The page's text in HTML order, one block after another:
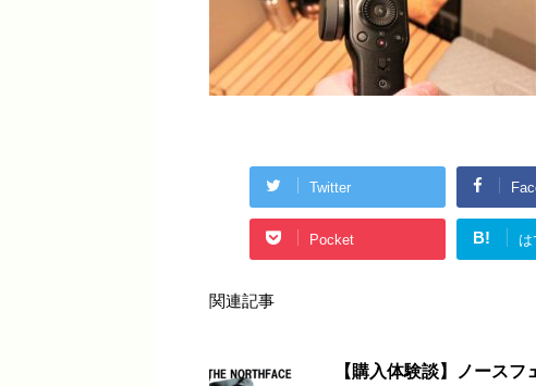
Twitter
Pocket B! は
関連記事
【購入体験談】ノース